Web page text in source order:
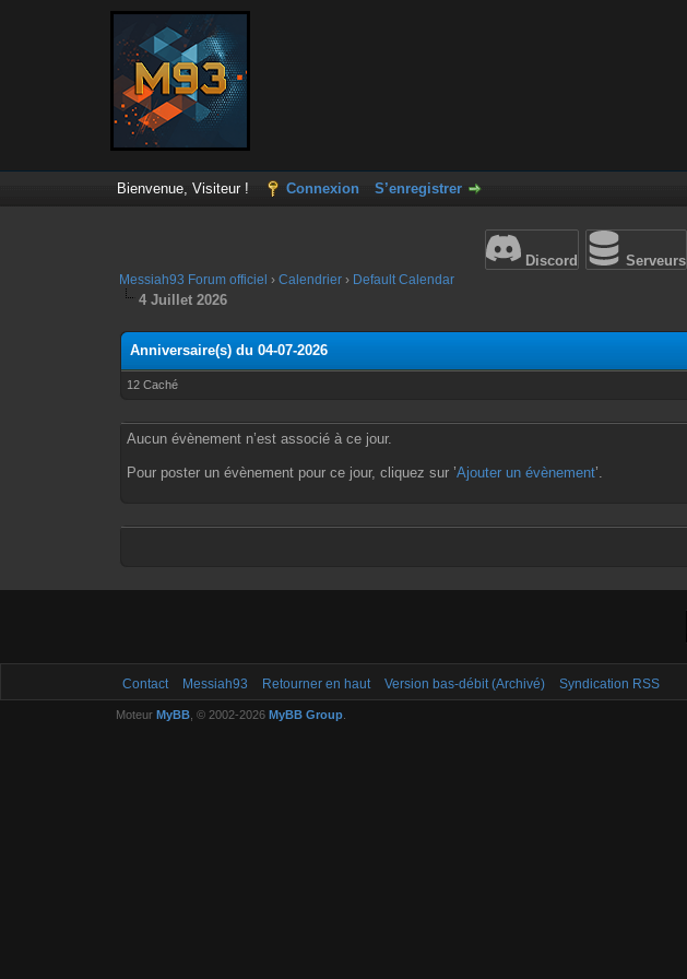
Bienvenue, Visiteur ! Connexion S’enregistrer
Discord Serveurs
Messiah93 Forum officiel ›Calendrier › Default Calendar
4 Juillet 2026
Anniversaire(s) du 04-07-2026
12 Caché
Aucun évènement n’est associé à ce jour.
Pour poster un évènement pour ce jour, cliquez sur ’Ajouter un évènement’.
Contact Messiah93 Retourner en haut Version bas-débit (Archivé) Syndication RSS
Moteur MyBB, © 2002-2026 MyBB Group.